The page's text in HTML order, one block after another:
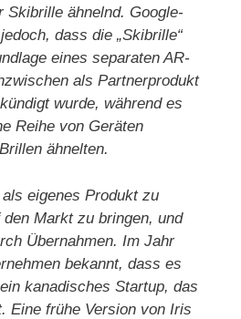
Skibrille ähnelnd. Google-
dass die „Skibrille“
eines separaten AR-
als Partnerprodukt
wurde, während es
Reihe von Geräten
ähnelten.
eigenes Produkt zu
Markt zu bringen, und
Übernahmen. Im Jahr
bekannt, dass es
kanadisches Startup, das
Eine frühe Version von Iris